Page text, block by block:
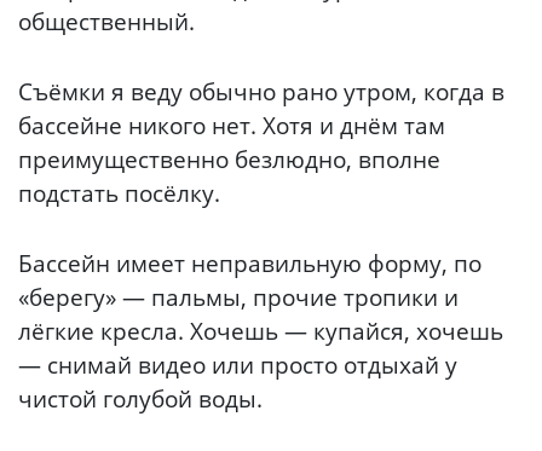
общественный.
Съёмки я веду обычно рано утром, когда в
бассейне никого нет. Хотя и днём там
преимущественно безлюдно, вполне
подстать посёлку.
Бассейн имеет неправильную форму, по
«берегу» — пальмы, прочие тропики и
лёгкие кресла. Хочешь — купайся, хочешь
— снимай видео или просто отдыхай у
чистой голубой воды.